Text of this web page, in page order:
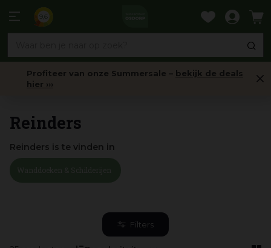
naar
Profiteer van onze Summersale – bekijk de deals
hier ›››
Reinders
Reinders is te vinden in
Filters